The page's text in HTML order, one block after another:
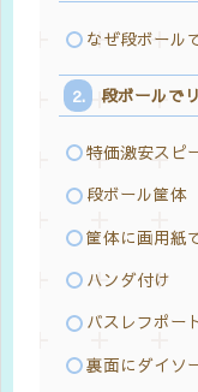
なぜ段ボール
段ボールで
特価激安スピ
段ボール筐体
筐体に画用紙
ハンダ付け
バスレフポー
裏面にダイソ